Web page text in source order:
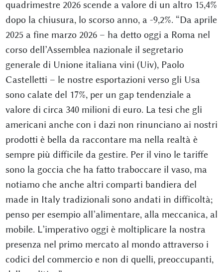
quadrimestre 2026 scende a valore di un altro 15,4%
dopo la chiusura, lo scorso anno, a -9,2%. “Da aprile
2025 a fine marzo 2026 – ha detto oggi a Roma nel
corso dell’Assemblea nazionale il segretario
generale di Unione italiana vini (Uiv), Paolo
Castelletti – le nostre esportazioni verso gli Usa
sono calate del 17%, per un gap tendenziale a
valore di circa 340 milioni di euro. La tesi che gli
americani anche con i dazi non rinunciano ai nostri
prodotti è bella da raccontare ma nella realtà è
sempre più difficile da gestire. Per il vino le tariffe
sono la goccia che ha fatto traboccare il vaso, ma
notiamo che anche altri comparti bandiera del
made in Italy tradizionali sono andati in difficoltà;
penso per esempio all’alimentare, alla meccanica, al
mobile. L’imperativo oggi è moltiplicare la nostra
presenza nel primo mercato al mondo attraverso i
codici del commercio e non di quelli, preoccupanti,